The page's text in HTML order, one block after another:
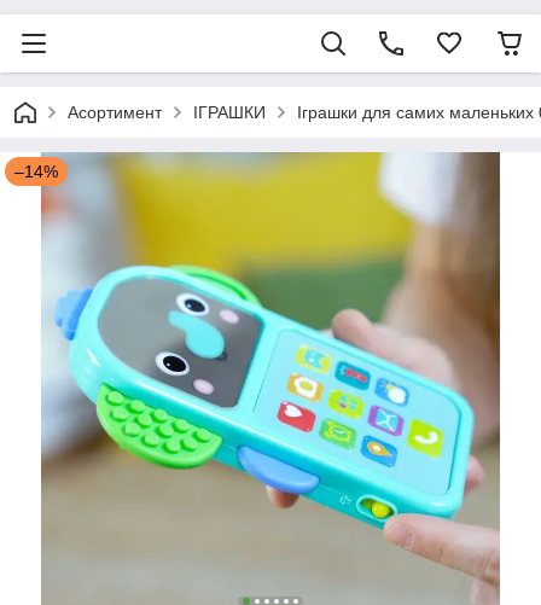
Асортимент ІГРАШКИ Іграшки для самих маленьких
–14%